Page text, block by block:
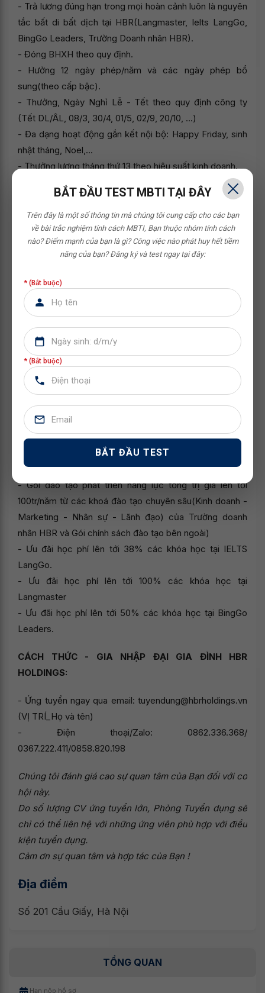
- Trả lương đúng hạn trong mọi hoàn cảnh luôn là nguyên
tắc bất di bất dịch tại HBR(Langmaster, Ielts LangGo,
BingGo Leaders, Trường Doanh nhân HBR).
- Đóng BHXH theo quy định.
- Hưởng 12 ngày phép/năm và các ngày phép bổ
sung(theo cấp bậc).
- Thưởng, Ngày Nghỉ Lễ - Tết theo quy định công ty
(Tết DL/ÂL, 08/3, 30/4, 01/5, 02/9, 20/10, ...)
- Đa dạng hoạt động gắn kết nội bộ: Happy Friday, sinh
nhật tháng, Noel,...
- Thưởng lương tháng thứ 13 theo hiệu suất kinh doanh.
- Review Lương, thưởng 01 lần/năm.
2. CƠ HỘI HỌC TẬP VÀ PHÁT TRIỂN:
- Cơ hội được dẫn dắt, làm việc với các Leader dày dặn
(> 10 năm) kinh nghiệm và thực chiến về mảng tài chính -
- Career Path theo năng lực (>= 01 năm) và ưu tiên nhân
sự nội bộ.
- Cơ hội cập nhật, nắm bắt các xu hướng mới nhất về
RPA & AI, Marketing, Kinh doanh, Nhân sự, Năng lực lãnh
đạo đội ngũ...
- Làm việc tại Tập đoàn giáo dục có hệ sinh thái đa dạng
(Langmaster, IELTS LangGo, BingGo Leaders, Trường
Doanh nhân HBR) Top đầu tại Việt Nam.
- Được sử dụng Miễn phí THƯ VIỆN SÁCH về kỹ năng
chuyên môn, kỹ năng quản lý, kỹ năng sống,…
3. ƯU ĐÃI HỆ SINH THÁI HBR HOLDINGS:
- Gói đào tạo phát triển năng lực tổng trị giá lên tới
100tr/năm từ các khoá đào tạo chuyên sâu(Kinh doanh -
Marketing - Nhân sự - Lãnh đạo) của Trường doanh
nhân HBR và Gói chính sách đào tạo bên ngoài)
- Ưu đãi học phí lên tới 38% các khóa học tại IELTS
LangGo.
- Ưu đãi học phí lên tới 100% các khóa học tại
Langmaster
- Ưu đãi học phí lên tới 50% các khóa học tại BingGo
Leaders.
CÁCH THỨC - GIA NHẬP ĐẠI GIA ĐÌNH HBR
HOLDINGS:
- Ứng tuyển ngay qua email: tuyendung@hbrholdings.vn
(VỊ TRÍ_Họ và tên)
- Điện thoại/Zalo: 0862.336.368/
0367.222.411/0858.820.198
Chúng tôi đánh giá cao sự quan tâm của Bạn đối với cơ
hội này.
Do số lượng CV ứng tuyển lớn, Phòng Tuyển dụng sẽ
chỉ có thể liên hệ với những ứng viên phù hợp với điều
kiện tuyển dụng.
Cảm ơn sự quan tâm và hợp tác của Bạn !
Địa điểm
Số 201 Cầu Giấy, Hà Nội
TỔNG QUAN
Hạn nộp hồ sơ
BẮT ĐẦU TEST MBTI TẠI ĐÂY
Trên đây là một số thông tin mà chúng tôi cung cấp cho các bạn
về bài trắc nghiệm tính cách MBTI, Bạn thuộc nhóm tính cách
nào? Điểm mạnh của bạn là gì? Công việc nào phát huy hết tiềm
năng của bạn?Đăng ký và test ngay tại đây:
* (Bắt buộc)
* (Bắt buộc)
BẮT ĐẦU TEST